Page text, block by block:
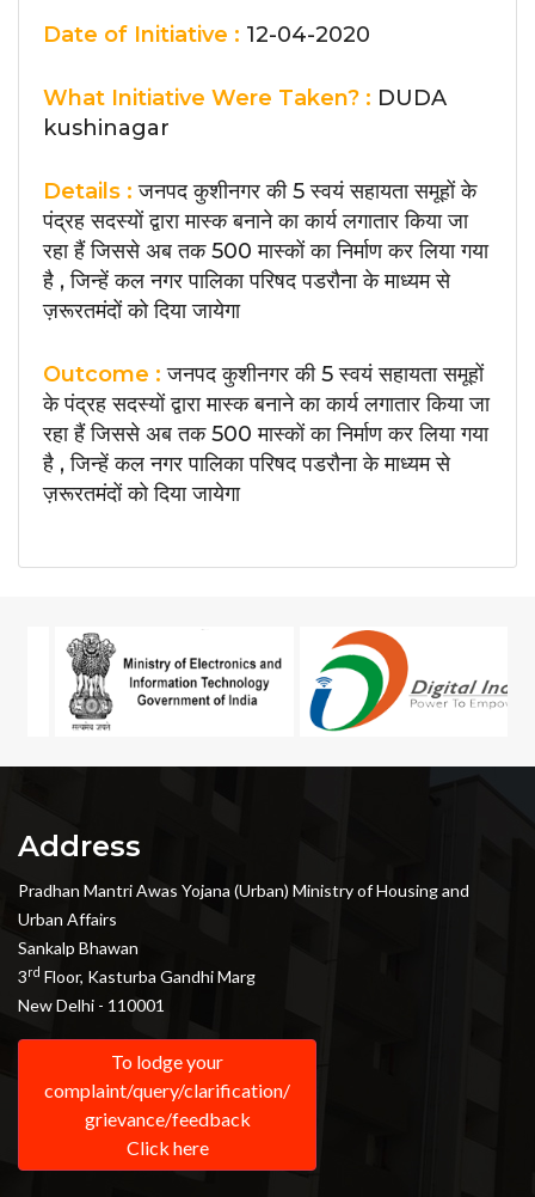
Date of Initiative : 12-04-2020
What Initiative Were Taken? : DUDA
kushinagar
Details :जनपद कुशीनगर की 5 स्वयं सहायता समूहों के
पंद्रह सदस्यों द्वारा मास्क बनाने का कार्य लगातार किया जा
रहा हैं जिससे अब तक 500 मास्कों का निर्माण कर लिया गया
है , जिन्हें कल नगर पालिका परिषद पडरौना के माध्यम से
ज़रूरतमंदों को दिया जायेगा
Outcome :जनपद कुशीनगर की 5 स्वयं सहायता समूहों
के पंद्रह सदस्यों द्वारा मास्क बनाने का कार्य लगातार किया जा
रहा हैं जिससे अब तक 500 मास्कों का निर्माण कर लिया गया
है , जिन्हें कल नगर पालिका परिषद पडरौना के माध्यम से
ज़रूरतमंदों को दिया जायेगा
Address
Pradhan Mantri Awas Yojana (Urban) Ministry of Housing and
Urban Affairs
Sankalp Bhawan
3rd Floor, Kasturba Gandhi Marg
New Delhi - 110001
To lodge your
complaint/query/clarification/
grievance/feedback
Click here